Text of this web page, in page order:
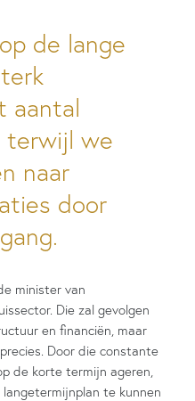
de lange
aantal
terwijl we
naar
door
minister van
Die zal gevolgen
en financiën, maar
Door die constante
de korte termijn ageren,
te kunnen